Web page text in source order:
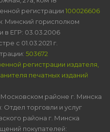
регистрации 100026606
Минский горисполком
в ЕГР: 03.03.2006
с 01.03.2021 г.
503672
регистрации издателя,
печатных изданий
районе г. Минска
торговли и услуг
района г. Минска
покупателей: